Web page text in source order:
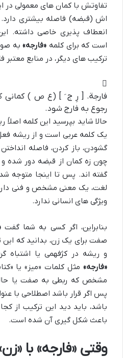
تفاوتش با کمان های معمولی در
اش (قبضه) فاصله بیشتری دارد.
انعطاف پذیری خاصی داشته.
است که برای کلمه «فارجه»به
ترکیب های دیگر، در منابع معتبر
فارجة. [ رِ ج َ ] (ع ص ) کمانی
رجوع به فارج شود.
حالا شاید بپرسید این کلمه
یک کلمه عربی است و از ریشه
گشودن، باز کردن، فاصله
چون زه کمان از قبضه دور شده و
گفته اند. پس تا اینجا متوجه
لغت، یک معنی مشخص و فنی
ویژگی های انسانی ندارد.
بنابراین، اگر کسی به شما گفت
صفت برای یک زن، بدانید که
و ریشه در کژفهمی یا اشتباه
«فارجه» مثل کلمات «میز» یا
مشخص که ربطی به صفت یا
پس اگر قرار باشد اصطلاحی با
باشد، باید دید این ترکیب از
باعث شکل گیری آن شده است.
وقتی «فارجه» با